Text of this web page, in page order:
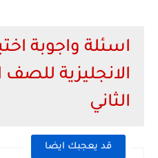
اسئلة واجوبة
الانجليزية
الثاني
قد يعجبك ايضا